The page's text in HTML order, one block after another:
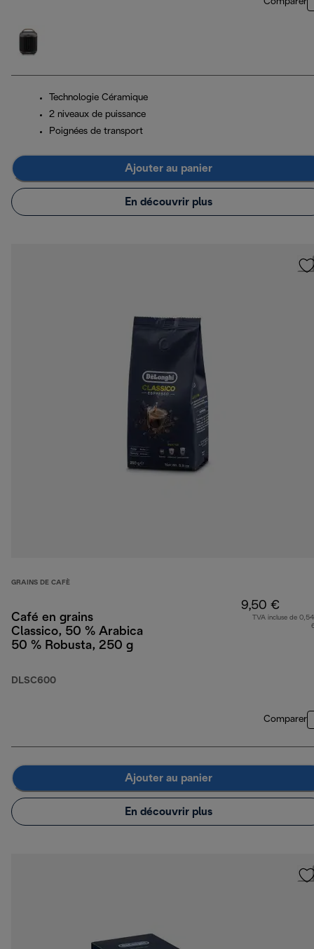
Comparer
Technologie Céramique
2 niveaux de puissance
Poignées de transport
Ajouter au panier
En découvrir plus
GRAINS DE CAFÈ
Café en grains
Classico, 50 % Arabica
50 % Robusta, 250 g
DLSC600
9,50 €
TVA incluse de
Comparer
Ajouter au panier
En découvrir plus